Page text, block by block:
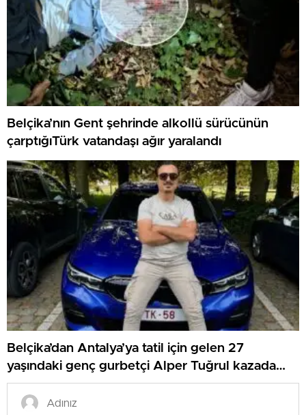
Belçika’nın Gent şehrinde alkollü sürücünün
çarptığıTürk vatandaşı ağır yaralandı
Belçika’dan Antalya’ya tatil için gelen 27
yaşındaki genç gurbetçi Alper Tuğrul kazada
hayatını kaybetti